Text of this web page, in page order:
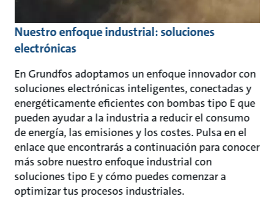
Nuestro enfoque industrial: soluciones
electrónicas
En Grundfos adoptamos un enfoque innovador con
soluciones electrónicas inteligentes, conectadas y
energéticamente eficientes con bombas tipo E que
pueden ayudar a la industria a reducir el consumo
de energía, las emisiones y los costes. Pulsa en el
enlace que encontrarás a continuación para conocer
más sobre nuestro enfoque industrial con
soluciones tipo E y cómo puedes comenzar a
optimizar tus procesos industriales.